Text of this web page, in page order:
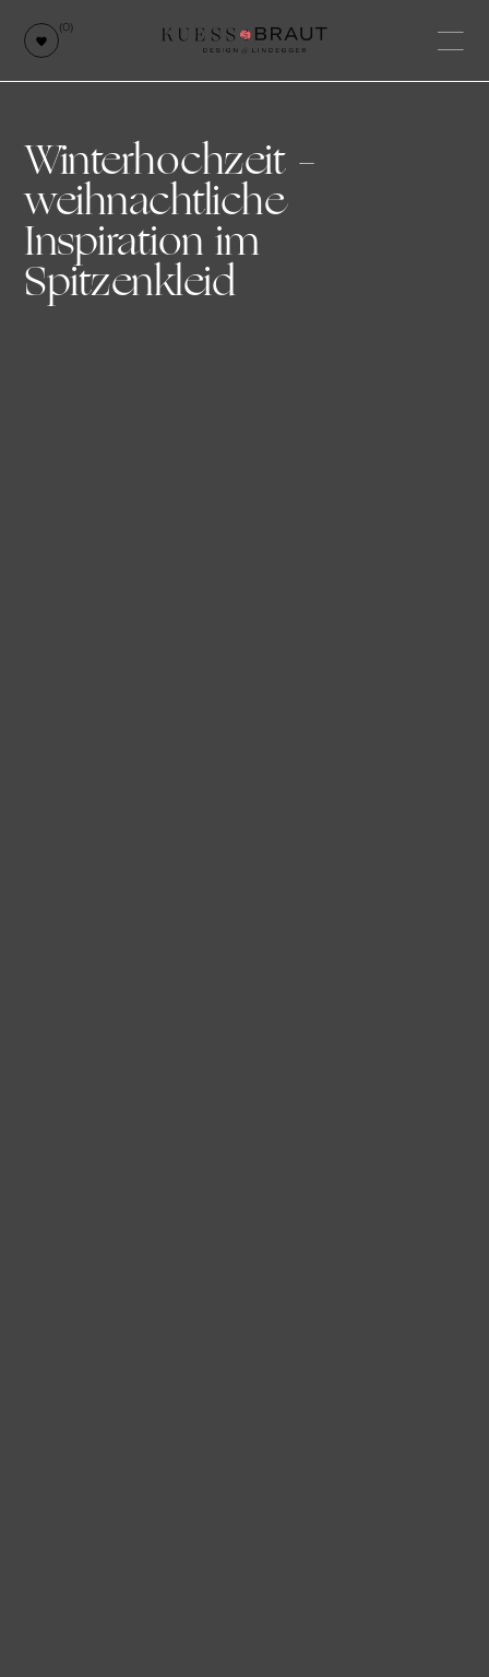
(0)
Winterhochzeit –
weihnachtliche
Inspiration im
Spitzenkleid